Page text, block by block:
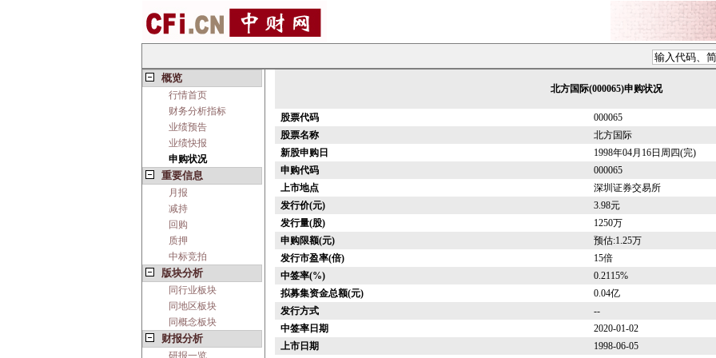
概览
行情首页
财务分析指标
业绩预告
业绩快报
申购状况
重要信息
月报
减持
回购
质押
中标竞拍
版块分析
同行业板块
同地区板块
同概念板块
财报分析
研报一览
北方国际(000065)申购状况
股票代码
000065
股票名称
北方国际
新股申购日
1998年04月16日周四(完)
申购代码
000065
上市地点
深圳证券交易所
发行价(元)
3.98元
发行量(股)
1250万
申购限额(元)
预估:1.25万
发行市盈率(倍)
15倍
中签率(%)
0.2115%
拟募集资金总额(元)
0.04亿
发行方式
--
中签率日期
2020-01-02
上市日期
1998-06-05